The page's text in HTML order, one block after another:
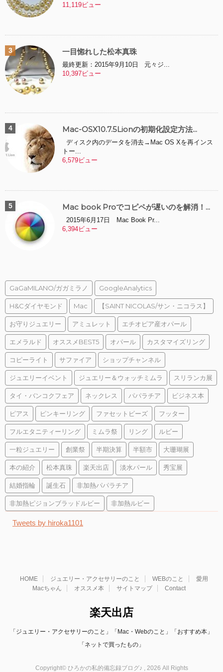
11,119ビュー
一目惚れした松本真珠
最終更新：2015年9月10日 元々ジ...
10,397ビュー
Mac-OSX10.7.5Lionの初期化設定方法...
ディスク内のデータを消去→Mac OS Xを再インス
トー...
6,579ビュー
Mac book Proでコピペが遅いのを解消！...
2015年6月17日 Mac Book Pr...
6,394ビュー
GaGaMILANO/ガガミラノ GoogleAnalytics
H&Cダイヤモンド Mac 【SAINT NICOLAS/サン・ニコラス】
お守りジュエリー アミュレット エチオピア産オパール
エメラルド オススメBEST5 オパール カスタマイズリング
コピーライト サファイア ショップチャンネル
ジュエリーイベント ジュエリー＆ウォッチミムラ スリランカ展
タイ・バンコクフェア ネックレス パパラチア ビジネス本
ピアス ピンキーリング ファセットビーズ フッター
フルエタニティーリング ミムラ祭 リング ルビー
一粒ジュエリー 創業祭 半期決算 半額市 大珊瑚展
本の紹介 松本真珠 楽天出店 淡水パール 秀宝展
結婚指輪 誕生石 非加熱パパラチア
非加熱ピジョンブラッドルビー 非加熱ルビー
Tweets by hiroka1101
HOME ジュエリー・アクセサリーのこと WEBのこと
愛用
Macちゃん
オススメ本 サイトマップ Contact
楽天出店
「ジュエリー・アクセサリーのこと」「Mac・Webのこと」「おすすめ本」
「ネットで買ったもの」
Copyright© ひろかの私的備忘録ブログ♪ , 2026 All Rights